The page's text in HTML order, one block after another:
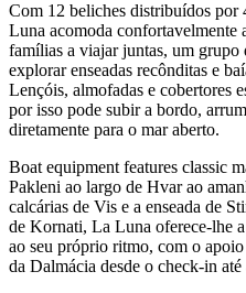
Com 12 beliches distribuídos por
Luna acomoda confortavelmente
famílias a viajar juntas, um grupo
explorar enseadas recônditas e
Lençóis, almofadas e cobertores
por isso pode subir a bordo,
diretamente para o mar aberto.
Boat equipment features classic
Pakleni ao largo de Hvar ao
calcárias de Vis e a enseada de
de Kornati, La Luna oferece-lhe
ao seu próprio ritmo, com o
da Dalmácia desde o check-in